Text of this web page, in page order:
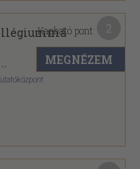
Kapható pont:
MEGNÉZEM